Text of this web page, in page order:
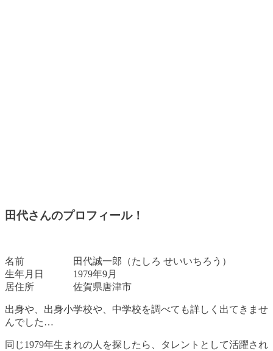
田代さんのプロフィール！
名前 田代誠一郎（たしろ せいいちろう）
生年月日 1979年9月
居住所 佐賀県唐津市
出身や、出身小学校や、中学校を調べても詳しく出てきませ
んでした…
同じ1979年生まれの人を探したら、タレントとして活躍され